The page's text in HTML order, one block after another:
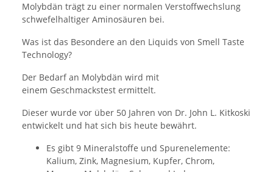
Molybdän trägt zu einer normalen Verstoffwechslung
schwefelhaltiger Aminosäuren bei.
Was ist das Besondere an den Liquids von Smell Taste
Technology?
Der Bedarf an Molybdän wird mit
einem Geschmackstest ermittelt.
Dieser wurde vor über 50 Jahren von Dr. John L. Kitkoski
entwickelt und hat sich bis heute bewährt.
Es gibt 9 Mineralstoffe und Spurenelemente:
Kalium, Zink, Magnesium, Kupfer, Chrom,